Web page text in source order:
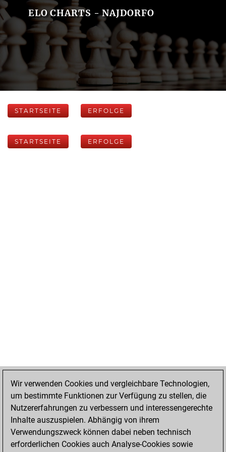
ELO CHARTS - NAJDORFO
STARTSEITE ERFOLGE
STARTSEITE ERFOLGE
Wir verwenden Cookies und vergleichbare Technologien,
um bestimmte Funktionen zur Verfügung zu stellen, die
Nutzererfahrungen zu verbessern und interessengerechte
Inhalte auszuspielen. Abhängig von ihrem
Verwendungszweck können dabei neben technisch
erforderlichen Cookies auch Analyse-Cookies sowie